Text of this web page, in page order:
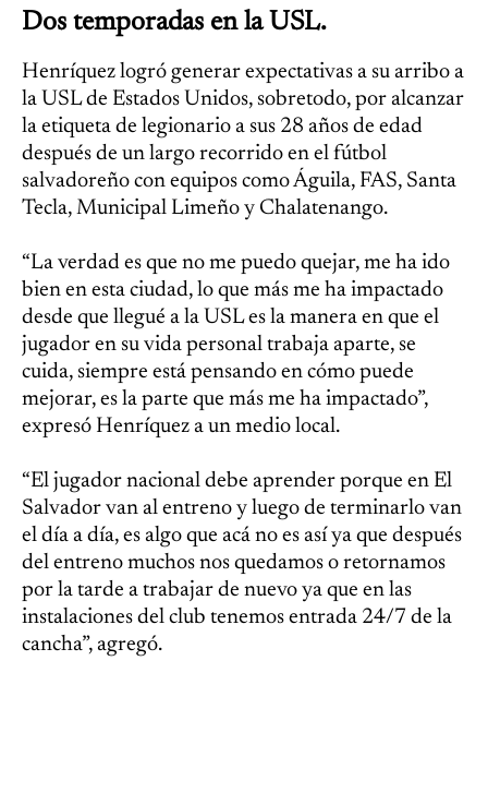
Dos temporadas en la USL.
Henríquez logró generar expectativas a su arribo a
la USL de Estados Unidos, sobretodo, por alcanzar
la etiqueta de legionario a sus 28 años de edad
después de un largo recorrido en el fútbol
salvadoreño con equipos como Águila, FAS, Santa
Tecla, Municipal Limeño y Chalatenango.
“La verdad es que no me puedo quejar, me ha ido
bien en esta ciudad, lo que más me ha impactado
desde que llegué a la USL es la manera en que el
jugador en su vida personal trabaja aparte, se
cuida, siempre está pensando en cómo puede
mejorar, es la parte que más me ha impactado”,
expresó Henríquez a un medio local.
“El jugador nacional debe aprender porque en El
Salvador van al entreno y luego de terminarlo van
el día a día, es algo que acá no es así ya que después
del entreno muchos nos quedamos o retornamos
por la tarde a trabajar de nuevo ya que en las
instalaciones del club tenemos entrada 24/7 de la
cancha”, agregó.